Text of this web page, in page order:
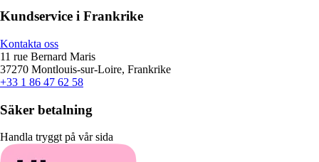
Kundservice i Frankrike
Kontakta oss
11 rue Bernard Maris
37270 Montlouis-sur-Loire, Frankrike
+33 1 86 47 62 58
Säker betalning
Handla tryggt på vår sida